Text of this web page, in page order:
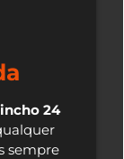
24
sempre